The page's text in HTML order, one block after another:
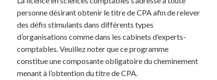
personne désirant obtenir le titre de CPA afin de relever
des défis stimulants dans différents types
d’organisations comme dans les cabinets d’experts-
comptables. Veuillez noter que ce programme
constitue une composante obligatoire du cheminement
menant à l’obtention du titre de CPA.